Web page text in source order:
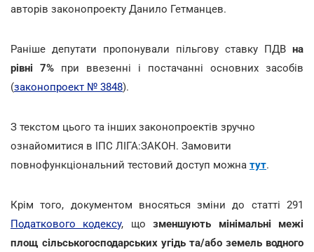
авторів законопроекту Данило Гетманцев.
Раніше депутати пропонували пільгову ставку ПДВ на
рівні 7% при ввезенні і постачанні основних засобів
(законопроект № 3848).
З текстом цього та інших законопроектів зручно
ознайомитися в ІПС ЛІГА:ЗАКОН. Замовити
повнофункціональний тестовий доступ можна тут.
Крім того, документом вносяться зміни до статті 291
Податкового кодексу, що зменшують мінімальні межі
площ сільськогосподарських угідь та/або земель водного